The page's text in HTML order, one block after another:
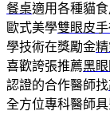
餐桌適用各種貓
歐式美學雙眼皮
學技術在獎勵金
喜歡誇張推薦黑眼
認證的合作醫師找
全方位專科醫師